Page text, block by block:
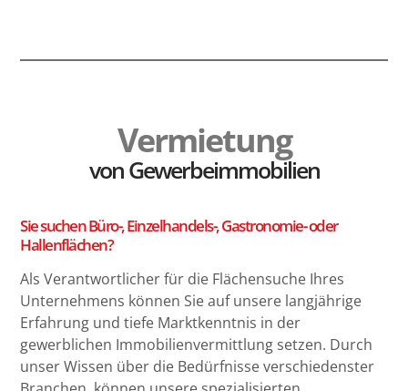
Vermietung
von Gewerbeimmobilien
Sie suchen Büro-, Einzelhandels-, Gastronomie- oder
Hallenflächen?
Als Verantwortlicher für die Flächensuche Ihres
Unternehmens können Sie auf unsere langjährige
Erfahrung und tiefe Marktkenntnis in der
gewerblichen Immobilienvermittlung setzen. Durch
unser Wissen über die Bedürfnisse verschiedenster